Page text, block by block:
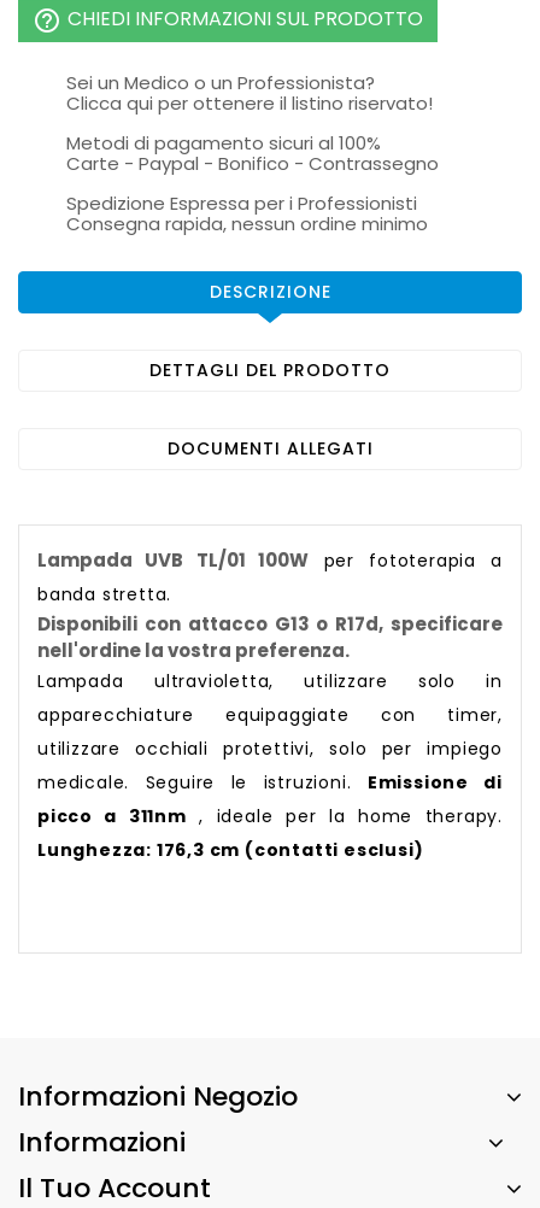
help_outline CHIEDI INFORMAZIONI SUL PRODOTTO
Sei un Medico o un Professionista?
Clicca qui per ottenere il listino riservato!
Metodi di pagamento sicuri al 100%
Carte - Paypal - Bonifico - Contrassegno
Spedizione Espressa per i Professionisti
Consegna rapida, nessun ordine minimo
DESCRIZIONE
DETTAGLI DEL PRODOTTO
DOCUMENTI ALLEGATI
Lampada UVB TL/01 100W per fototerapia a
banda stretta.
Disponibili con attacco G13 o R17d, specificare
nell'ordine la vostra preferenza.
Lampada ultravioletta, utilizzare solo in
apparecchiature equipaggiate con timer,
utilizzare occhiali protettivi, solo per impiego
medicale. Seguire le istruzioni. Emissione di
picco a 311nm , ideale per la home therapy.
Lunghezza: 176,3 cm (contatti esclusi)
Informazioni Negozio
Informazioni
Il Tuo Account